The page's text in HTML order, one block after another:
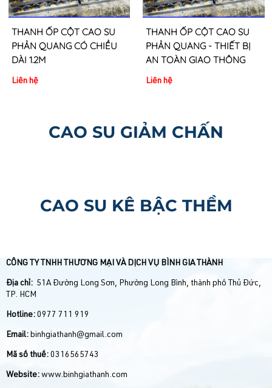
THANH ỐP CỘT CAO SU
PHẢN QUANG CÓ CHIỀU
DÀI 1.2M
Liên hệ
THANH ỐP CỘT CAO SU
PHẢN QUANG - THIẾT BỊ
AN TOÀN GIAO THÔNG
Liên hệ
CAO SU GIẢM CHẤN
CAO SU KÊ BẬC THỀM
CÔNG TY TNHH THƯƠNG MẠI VÀ DỊCH VỤ BÌNH GIA THÀNH
Địa chỉ: 51A Đường Long Sơn, Phường Long Bình, thành phố Thủ Đức,
TP. HCM
Hotline: 0977 711 919
Email: binhgiathanh@gmail.com
Mã số thuế: 0316565743
Website: www.binhgiathanh.com